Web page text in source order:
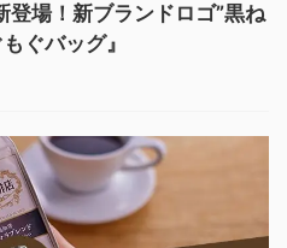
登場！新ブランドロゴ”黒ね
ぐバッグ』